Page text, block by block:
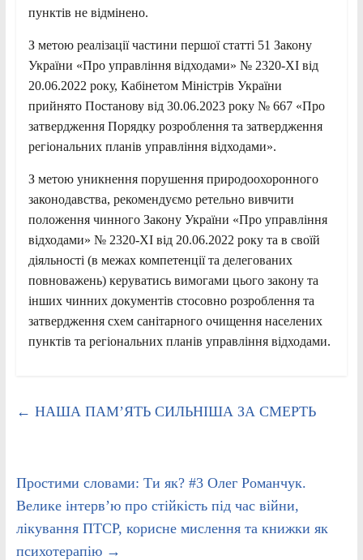
пунктів не відмінено.
З метою реалізації частини першої статті 51 Закону
України «Про управління відходами» № 2320-ХІ від
20.06.2022 року, Кабінетом Міністрів України
прийнято Постанову від 30.06.2023 року № 667 «Про
затвердження Порядку розроблення та затвердження
регіональних планів управління відходами».
З метою уникнення порушення природоохоронного
законодавства, рекомендуємо ретельно вивчити
положення чинного Закону України «Про управління
відходами» № 2320-ХІ від 20.06.2022 року та в своїй
діяльності (в межах компетенції та делегованих
повноважень) керуватись вимогами цього закону та
інших чинних документів стосовно розроблення та
затвердження схем санітарного очищення населених
пунктів та регіональних планів управління відходами.
← НАША ПАМ’ЯТЬ СИЛЬНІША ЗА СМЕРТЬ
Простими словами: Ти як? #3 Олег Романчук.
Велике інтерв’ю про стійкість під час війни,
лікування ПТСР, корисне мислення та книжки як
психотерапію →